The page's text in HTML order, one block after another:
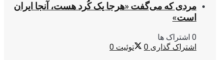
مردی که می‌گفت «هرجا یک کُرد هست، آنجا ایران
است»
0 اشتراک ها
اشتراک گذاری 0 توئیت 0